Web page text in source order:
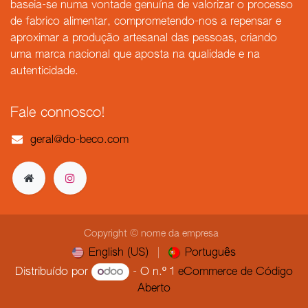
baseia-se numa vontade genuína de valorizar o processo
de fabrico alimentar, comprometendo-nos a repensar e
aproximar a produção artesanal das pessoas, criando
uma marca nacional que aposta na qualidade e na
autenticidade.
Fale connosco!
geral@do-beco.com
Copyright © nome da empresa
English (US)
Português
Distribuído por
- O n.º 1 eCommerce de Código
Aberto